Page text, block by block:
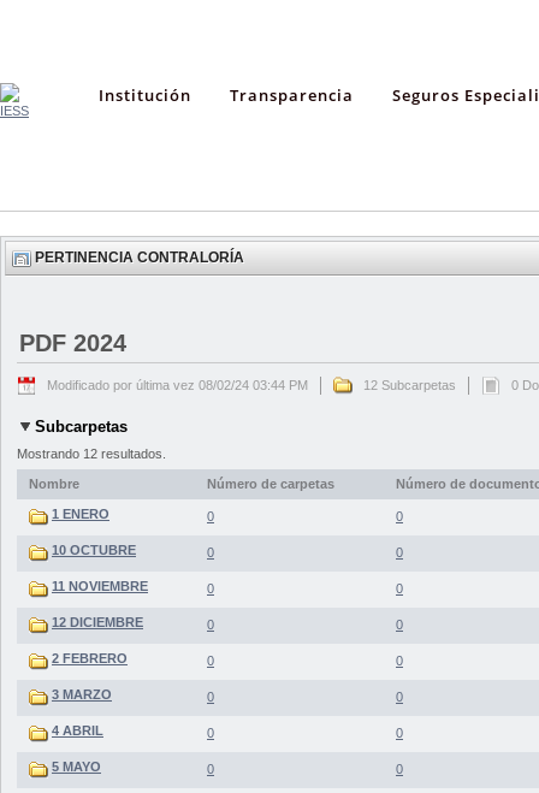
Institución Transparencia Seguros
PERTINENCIA CONTRALORÍA
PDF 2024
Modificado por última vez 08/02/24 03:44 PM 12 Subcarpetas 0
Subcarpetas
Mostrando 12 resultados.
Nombre Número de carpetas Número de
1 ENERO 0 0
10 OCTUBRE 0 0
11 NOVIEMBRE 0 0
12 DICIEMBRE 0 0
2 FEBRERO 0 0
3 MARZO 0 0
4 ABRIL 0 0
5 MAYO 0 0